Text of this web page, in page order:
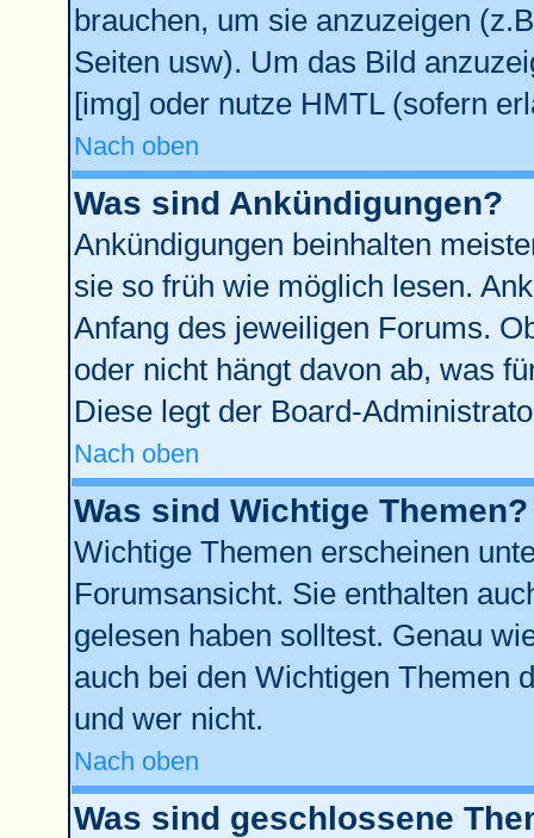
brauchen, um sie anzuzeigen
Seiten usw). Um das Bild
[img] oder nutze HMTL (sofern
Nach oben
Was sind Ankündigungen?
Ankündigungen beinhalten
sie so früh wie möglich lesen.
Anfang des jeweiligen Forums.
oder nicht hängt davon ab, was
Diese legt der Board-
Nach oben
Was sind Wichtige Themen?
Wichtige Themen erscheinen
Forumsansicht. Sie enthalten
gelesen haben solltest. Genau
auch bei den Wichtigen Themen
und wer nicht.
Nach oben
Was sind geschlossene